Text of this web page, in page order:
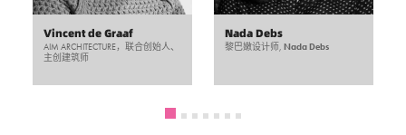
Vincent de Graaf
AIM ARCHITECTURE，联合创始人、
主创建筑师
Nada Debs
黎巴嫩设计师, Nada Debs